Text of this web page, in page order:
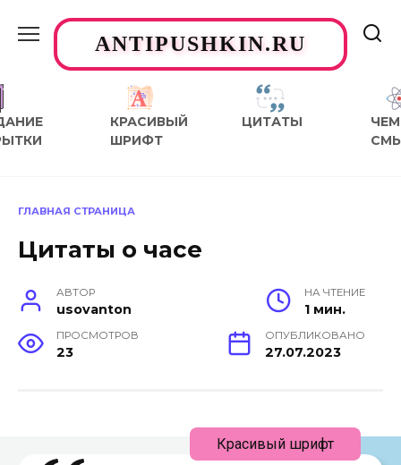
содержаниюANTIPUSHKIN.RU
КРАСИВЫЙ
ШРИФТ
ЦИТАТЫ
ЧЕМ
ГЛАВНАЯ СТРАНИЦА
Цитаты о часе
АВТОР
usovanton
НА ЧТЕНИЕ
1 мин.
ПРОСМОТРОВ
23
ОПУБЛИКОВАНО
27.07.2023
Красивый шрифт